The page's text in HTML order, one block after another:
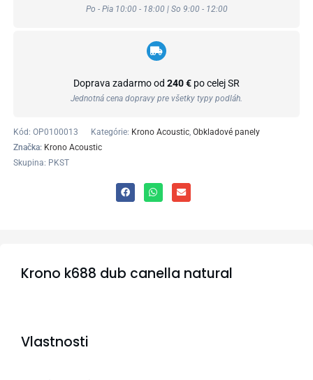
Po - Pia 10:00 - 18:00 | So 9:00 - 12:00
Doprava zadarmo od 240 € po celej SR
Jednotná cena dopravy pre všetky typy podláh.
Kód: OP0100013 Kategórie: Krono Acoustic, Obkladové panely
Značka: Krono Acoustic
Skupina: PKST
Krono k688 dub canella natural
Vlastnosti